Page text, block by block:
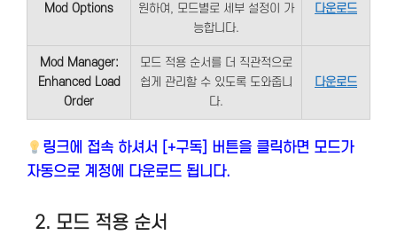
Mod Options
원하여, 모드별로 세부 설정이 가
능합니다.
다운로드
Mod Manager:
Enhanced Load
Order
모드 적용 순서를 더 직관적으로
쉽게 관리할 수 있도록 도와줍니
다.
다운로드
링크에 접속 하셔서 [+구독] 버튼을 클릭하면 모드가
자동으로 계정에 다운로드 됩니다.
2. 모드 적용 순서